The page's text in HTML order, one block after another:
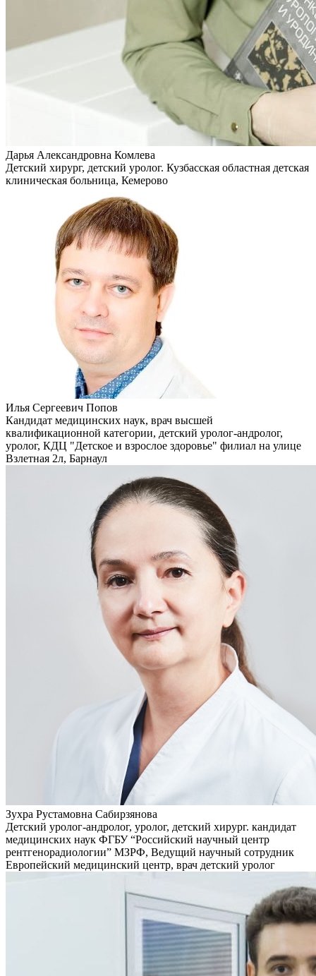
Дарья Александровна Комлева
Детский хирург, детский уролог. Кузбасская областная детская
клиническая больница, Кемерово
Илья Сергеевич Попов
Кандидат медицинских наук, врач высшей
квалификационной категории, детский уролог-андролог,
уролог, КДЦ "Детское и взрослое здоровье" филиал на улице
Взлетная 2л, Барнаул
Зухра Рустамовна Сабирзянова
Детский уролог-андролог, уролог, детский хирург. кандидат
медицинских наук ФГБУ “Российский научный центр
рентгенорадиологии” МЗРФ, Ведущий научный сотрудник
Европейский медицинский центр, врач детский уролог